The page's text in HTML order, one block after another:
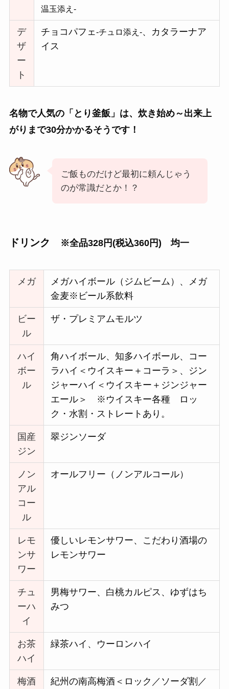
温玉添え-
デ
ザ
ー
ト
チョコパフェ-チュロ添え-、カタラーナア
イス
名物で人気の「とり釜飯」は、炊き始め～出来上
がりまで30分かかるそうです！
ご飯ものだけど最初に頼んじゃう
のが常識だとか！？
ドリンク ※全品328円(税込360円) 均一
メガ
メガハイボール（ジムビーム）、メガ
金麦※ビール系飲料
ビー
ル
ザ・プレミアムモルツ
ハイ
ボー
ル
角ハイボール、知多ハイボール、コー
ラハイ＜ウイスキー＋コーラ＞、ジン
ジャーハイ＜ウイスキー＋ジンジャー
エール＞ ※ウイスキー各種 ロッ
ク・水割・ストレートあり。
国産
ジン
翠ジンソーダ
ノン
アル
コー
ル
オールフリー（ノンアルコール）
レモ
ンサ
ワー
優しいレモンサワー、こだわり酒場の
レモンサワー
チュ
ーハ
イ
男梅サワー、白桃カルピス、ゆずはち
みつ
お茶
ハイ
緑茶ハイ、ウーロンハイ
梅酒 紀州の南高梅酒＜ロック／ソーダ割／